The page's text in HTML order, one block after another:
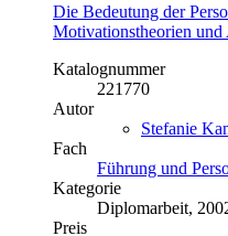
Die Bedeutung der
Motivationstheorien
Katalognummer
221770
Autor
Stefanie
Fach
Führung und
Kategorie
Diplomarbeit,
Preis